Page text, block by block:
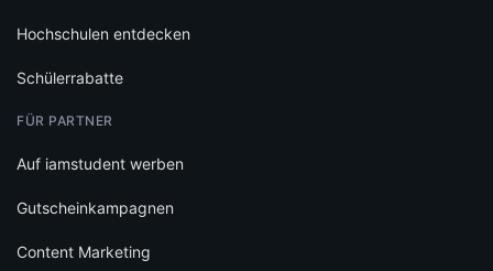
Hochschulen entdecken
Schülerrabatte
FÜR PARTNER
Auf iamstudent werben
Gutscheinkampagnen
Content Marketing